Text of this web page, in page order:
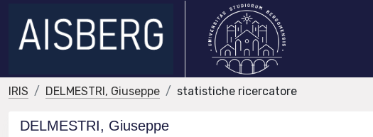
IRIS DELMESTRI, Giuseppe statistiche ricercatore
DELMESTRI, Giuseppe